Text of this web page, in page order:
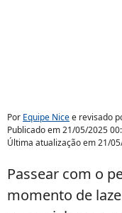
Por Equipe Nicee revisado
Publicado em21/05/2025
Última atualização em21/
Passear com o
momento de